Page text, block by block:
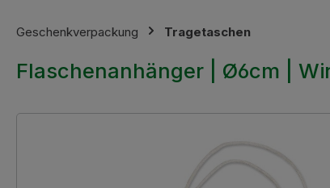
Geschenkverpackung Tragetaschen
Flaschenanhänger | Ø6cm |